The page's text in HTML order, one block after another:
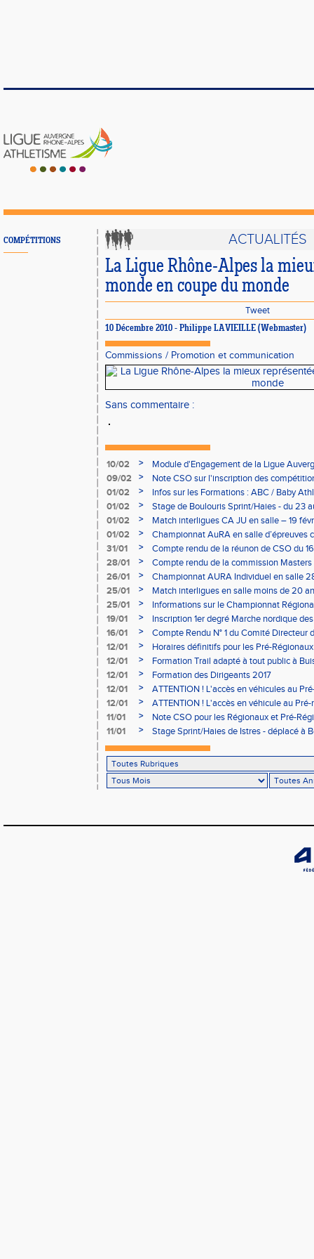
COMPÉTITIONS ACTUALITÉS
La Ligue Rhône-Alpes la
monde en coupe du monde
Tweet
10 Décembre 2010 - Philippe LAVIEILLE (Webmaster)
Commissions / Promotion et communication
Sans commentaire :
10/02 >
Module d'Engagement de la Ligue
09/02
>
Note CSO sur l'inscription des
01/02
>
Infos sur les Formations : ABC / Baby
01/02
>
Stage de Boulouris Sprint/Haies - du 23
01/02
>
Match interligues CA JU en salle – 19
01/02
>
Championnat AuRA en salle d’épreuves
- le 12 février
31/01 >
Compte rendu de la réunon de CSO du
28/01
>
Compte rendu de la commission
à Bourgoin
26/01 >
Championnat AURA Individuel en salle
25/01
>
Match interligues en salle moins de 20
25/01
>
Informations sur le Championnat
05/02
19/01 >
Inscription 1er degré Marche nordique
03/02 (sous condition)
16/01 >
Compte Rendu N° 1 du Comité Directeur
12/01
>
Horaires définitifs pour les Pré-
Aubière
12/01 >
Formation Trail adapté à tout public à
12/01
>
Formation des Dirigeants 2017
12/01
>
ATTENTION ! L'accès en véhicules au
Bains sera réglementé
12/01 >
ATTENTION ! L'accès en véhicule au
Bains sera réglementé
11/01 >
Note CSO pour les Régionaux et Pré-
11/01
> Stage Sprint/Haies de Istres - déplacé à